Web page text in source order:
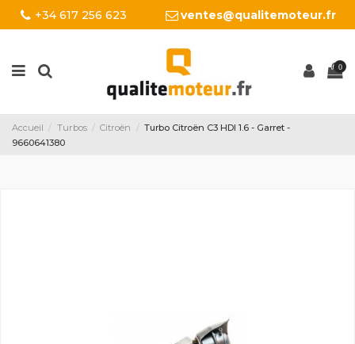
+34 617 256 623 ventes@qualitemoteur.fr
0
Accueil Turbos Citroën
Turbo Citroën C3 HDI 1.6 - Garret -
9660641380